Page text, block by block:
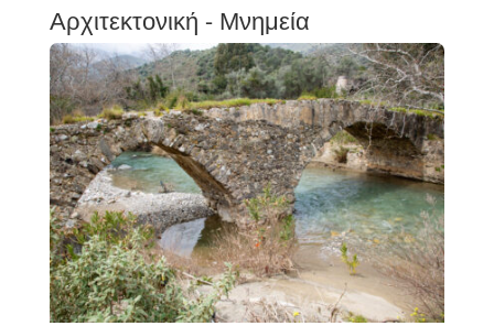
Αρχιτεκτονική - Μνημεία